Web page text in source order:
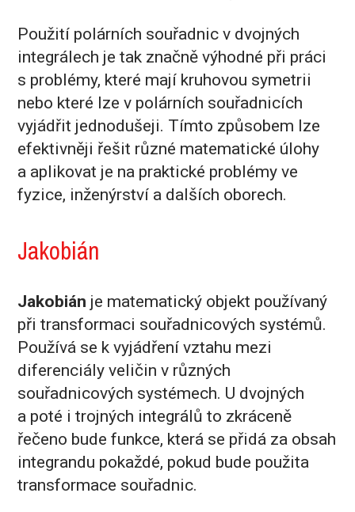
Použití polárních souřadnic v dvojných
integrálech je tak značně výhodné při práci
s problémy, které mají kruhovou symetrii
nebo které lze v polárních souřadnicích
vyjádřit jednodušeji. Tímto způsobem lze
efektivněji řešit různé matematické úlohy
a aplikovat je na praktické problémy ve
fyzice, inženýrství a dalších oborech.
Jakobián
Jakobián je matematický objekt používaný
při transformaci souřadnicových systémů.
Používá se k vyjádření vztahu mezi
diferenciály veličin v různých
souřadnicových systémech. U dvojných
a poté i trojných integrálů to zkráceně
řečeno bude funkce, která se přidá za obsah
integrandu pokaždé, pokud bude použita
transformace souřadnic.